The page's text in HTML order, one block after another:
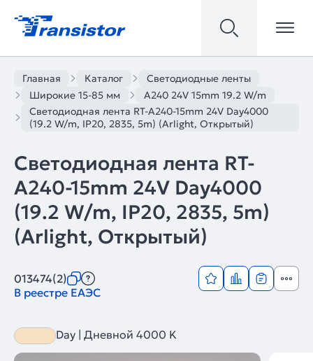
Главная Каталог
Светодиодные ленты
Широкие 15-85 мм
A240 24V 15mm 19.2 W/m
Светодиодная лента RT-A240-15mm 24V Day4000
(19.2 W/m, IP20, 2835, 5m) (Arlight, Открытый)
Светодиодная лента RT-
A240-15mm 24V Day4000
(19.2 W/m, IP20, 2835, 5m)
(Arlight, Открытый)
013474(2)
В реестре ЕАЭС
Day | Дневной 4000 K